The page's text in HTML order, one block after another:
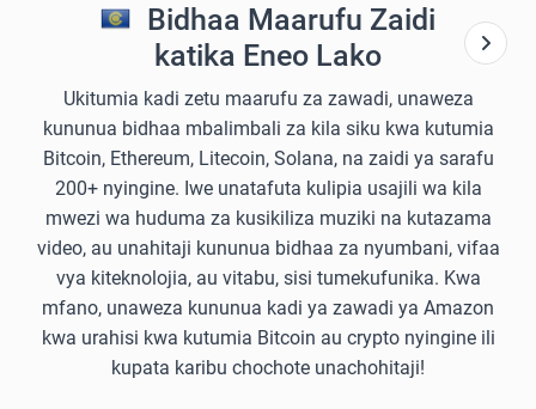
Bidhaa Maarufu Zaidi
katika Eneo Lako
Ukitumia kadi zetu maarufu za zawadi, unaweza
kununua bidhaa mbalimbali za kila siku kwa kutumia
Bitcoin, Ethereum, Litecoin, Solana, na zaidi ya sarafu
200+ nyingine. Iwe unatafuta kulipia usajili wa kila
mwezi wa huduma za kusikiliza muziki na kutazama
video, au unahitaji kununua bidhaa za nyumbani, vifaa
vya kiteknolojia, au vitabu, sisi tumekufunika. Kwa
mfano, unaweza kununua kadi ya zawadi ya Amazon
kwa urahisi kwa kutumia Bitcoin au crypto nyingine ili
kupata karibu chochote unachohitaji!